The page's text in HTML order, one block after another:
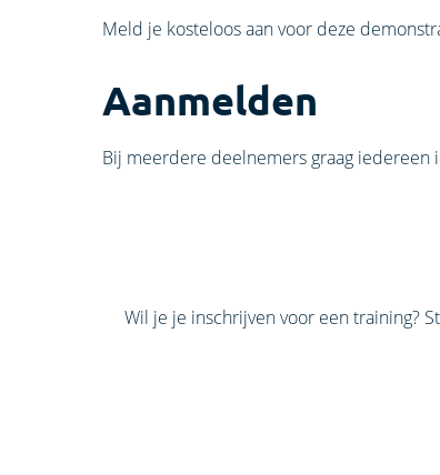
Meld je kosteloos aan voor deze
Aanmelden
Bij meerdere deelnemers graag iedereen
Wil je je inschrijven voor een training?